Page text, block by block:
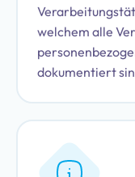
welchem alle
dokumentiert